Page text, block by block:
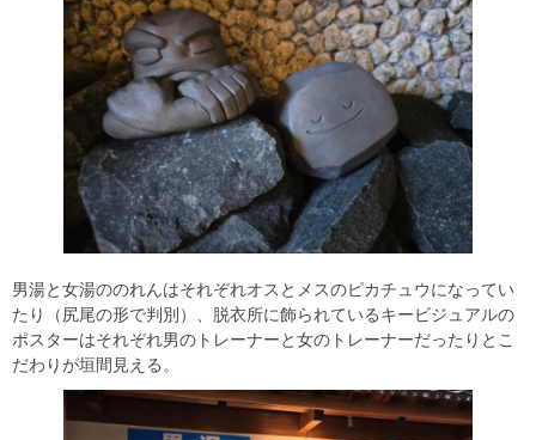
男湯と女湯ののれんはそれぞれオスとメスのピカチュウになってい
たり（尻尾の形で判別）、脱衣所に飾られているキービジュアルの
ポスターはそれぞれ男のトレーナーと女のトレーナーだったりとこ
だわりが垣間見える。